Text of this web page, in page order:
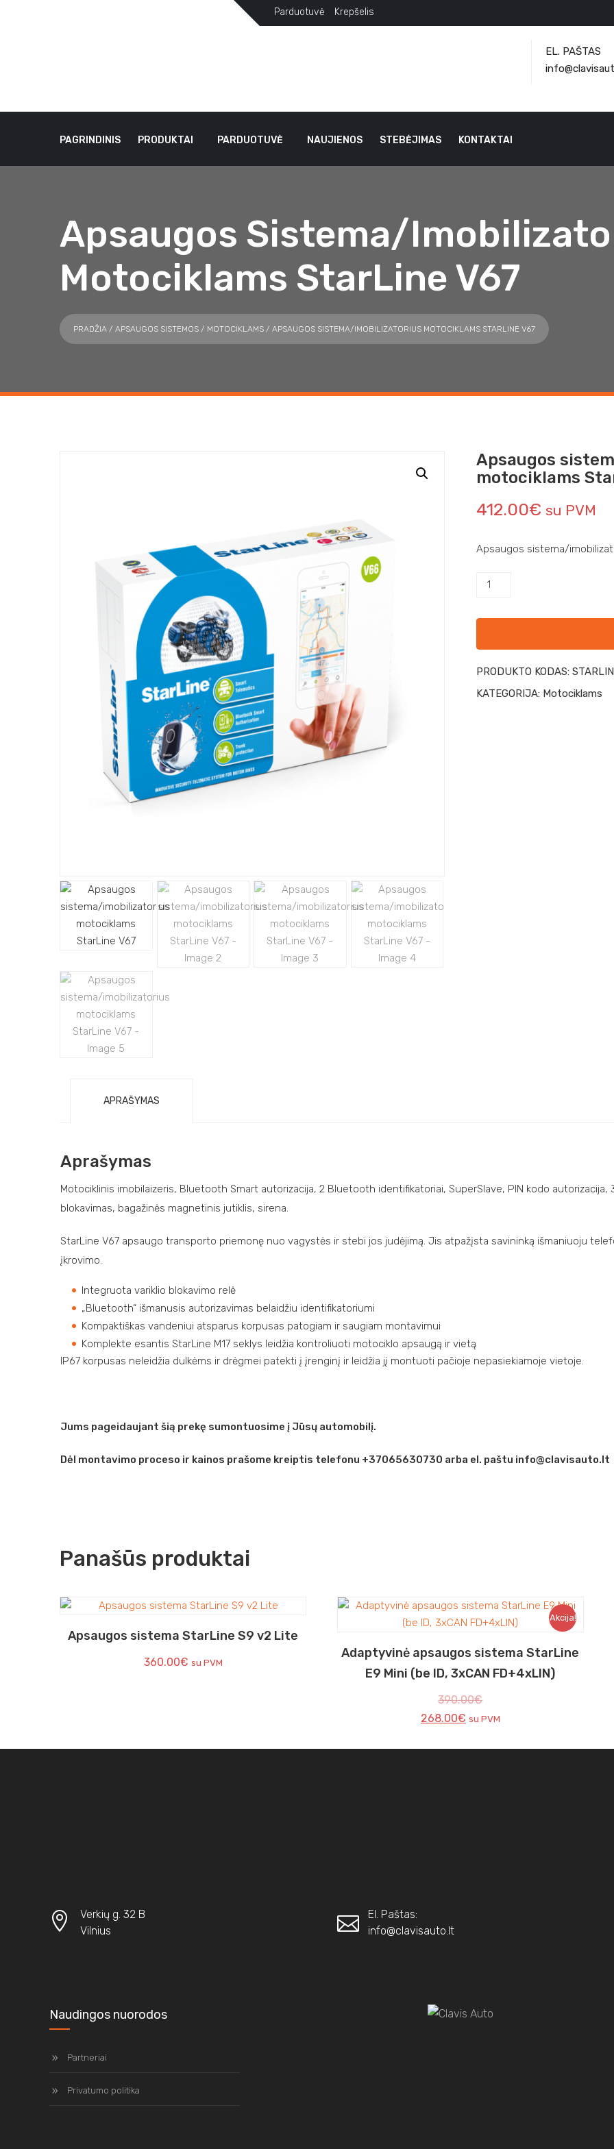
Parduotuvė Krepšelis
EL. PAŠTAS
PAGRINDINIS PRODUKTAI PARDUOTUVĖ NAUJIENOS STEBĖJIMAS KONTAKTAI
Apsaugos Sistema/
Motociklams StarLine V67
PRADŽIA / APSAUGOS SISTEMOS / MOTOCIKLAMS / APSAUGOS SISTEMA/IMOBILIZATORIUS MOTOCIKLAMS STARLINE V67
Apsaugos
motociklams
412.00€ su PVM
Apsaugos sistema/
PRODUKTO KODAS:
KATEGORIJA: Motociklams
APRAŠYMAS
Aprašymas
Motociklinis imobilaizeris, Bluetooth Smart autorizacija, 2 Bluetooth identifikatoriai, SuperSlave, PIN kodo
blokavimas, bagažinės magnetinis jutiklis, sirena.
StarLine V67 apsaugo transporto priemonę nuo vagystės ir stebi jos judėjimą. Jis atpažįsta savininką išmaniuoju
įkrovimo.
Integruota variklio blokavimo relė
„Bluetooth“ išmanusis autorizavimas belaidžiu identifikatoriumi
Kompaktiškas vandeniui atsparus korpusas patogiam ir saugiam montavimui
Komplekte esantis StarLine M17 seklys leidžia kontroliuoti motociklo apsaugą ir vietą
IP67 korpusas neleidžia dulkėms ir drėgmei patekti į įrenginį ir leidžia jį montuoti pačioje nepasiekiamoje vietoje.
Jums pageidaujant šią prekę sumontuosime į Jūsų automobilį.
Dėl montavimo proceso ir kainos prašome kreiptis telefonu +37065630730 arba el. paštu info@clavisauto.lt
Panašūs produktai
Apsaugos sistema StarLine S9 v2 Lite
360.00€ su PVM
Akcija!
Adaptyvinė apsaugos sistema StarLine
E9 Mini (be ID, 3xCAN FD+4xLIN)
390.00€
268.00€ su PVM
Verkių g. 32 B
Vilnius
El. Paštas:
info@clavisauto.lt
Naudingos nuorodos
Partneriai
Privatumo politika